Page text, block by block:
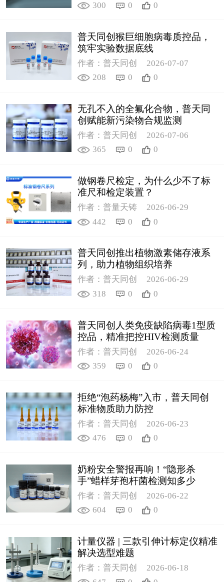
300
0 0
普天同创猴巨细胞病毒质控品，
筑牢实验数据底线
作者：普天同创
2026-07-07
208
0 0
无孔不入的全氟化合物，普天同
创赋能新污染物合规监测
作者：普天同创
2026-07-06
365
0 0
做钢卷尺检定，为什么少不了标
准尺和检定装置？
作者：普量天铸
2026-06-29
442
0 0
普天同创推出植物激素储存液系
列，助力植物组织培养
作者：普天同创
2026-06-29
318
0 0
普天同创人类免疫缺陷病毒1型质
控品，精准把控HIV检测质量
作者：普天同创
2026-06-24
359
0 0
拒绝“泡药杨梅”入市，普天同创
标准物质助力防控
作者：普天同创
2026-06-23
476
0 0
奶粉安全警报再响！“隐形杀
手”蜡样芽孢杆菌检测知多少
作者：普天同创
2026-06-22
604
0 0
计量仪器 | 三款引伸计标定仪精准
解决选型难题
作者：普天同创
2026-06-18